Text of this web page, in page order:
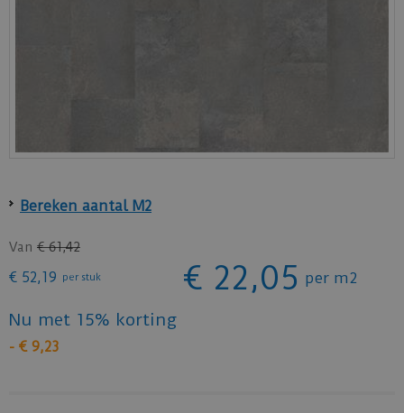
Bereken aantal M2
Van € 61,42
€ 52,19 per stuk € 22,05 per m2
Nu met 15% korting
- € 9,23